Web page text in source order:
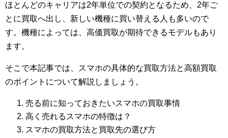
ほとんどのキャリアは2年単位での契約となるため、2年ご
とに買取へ出し、新しい機種に買い替える人も多いので
す。機種によっては、高価買取が期待できるモデルもあり
ます。
そこで本記事では、スマホの具体的な買取方法と高額買取
のポイントについて解説しましょう。
売る前に知っておきたいスマホの買取事情
高く売れるスマホの特徴は？
スマホの買取方法と買取先の選び方